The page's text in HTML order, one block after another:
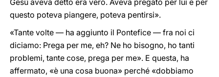
Gesù aveva detto era vero. Aveva pregato per lui e per
questo poteva piangere, poteva pentirsi».
«Tante volte — ha aggiunto il Pontefice — fra noi ci
diciamo: Prega per me, eh? Ne ho bisogno, ho tanti
problemi, tante cose, prega per me». E questa, ha
affermato, «è una cosa buona» perché «dobbiamo